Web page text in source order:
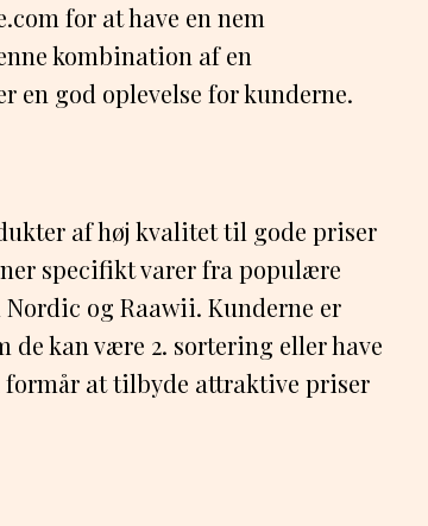
for at have en nem
kombination af en
god oplevelse for kunderne.
af høj kvalitet til gode priser
specifikt varer fra populære
Nordic og Raawii. Kunderne er
kan være 2. sortering eller have
formår at tilbyde attraktive priser